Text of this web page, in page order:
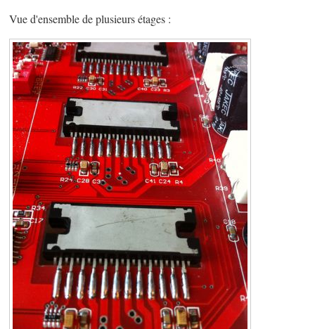
Vue d'ensemble de plusieurs étages :